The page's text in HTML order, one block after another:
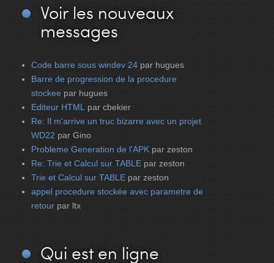
Voir les nouveaux
messages
Code barre sous windev 24 par hugues
Barre de progression de la procedure
stockee par hugues
Editeur HTML par cbekier
Re: Il m'arrive un truc bizarre avec un projet
WD22 par Gino
Probleme Generation de l'APK par zeston
Re: Trie et Calcul sur TABLE par zeston
Trie et Calcul sur TABLE par zeston
appel procedure stockée avec parametre de
retour par ltx
Qui est en ligne